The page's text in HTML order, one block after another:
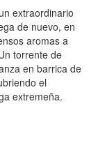
extraordinario
de nuevo, en
aromas a
torrente de
en barrica de
el
extremeña.